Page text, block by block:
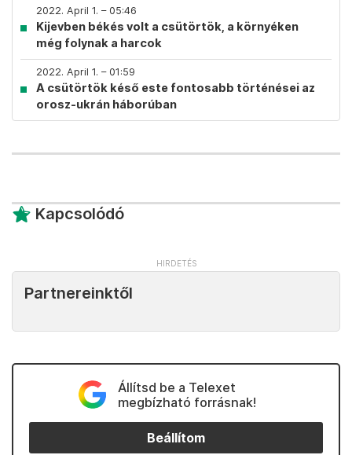
2022. April 1. – 05:46
Kijevben békés volt a csütörtök, a környéken
még folynak a harcok
2022. April 1. – 01:59
A csütörtök késő este fontosabb történései az
orosz-ukrán háborúban
Kapcsolódó
Partnereinktől
Állítsd be a Telexet
megbízható forrásnak!
Beállítom